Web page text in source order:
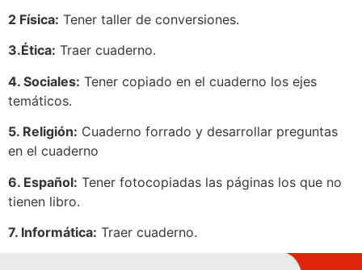
2 Física: Tener taller de conversiones.
3.Ética: Traer cuaderno.
4. Sociales: Tener copiado en el cuaderno los ejes
temáticos.
5. Religión: Cuaderno forrado y desarrollar preguntas
en el cuaderno
6. Español: Tener fotocopiadas las páginas los que no
tienen libro.
7. Informática: Traer cuaderno.